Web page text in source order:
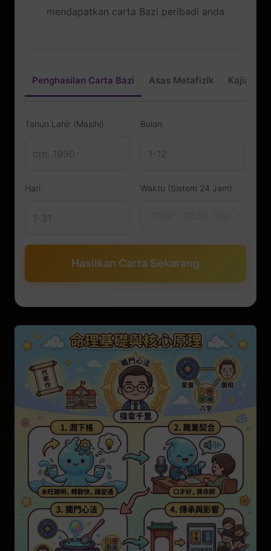
mendapatkan carta Bazi peribadi anda
Penghasilan Carta Bazi Asas Metafizik Kajian
Tahun Lahir (Masihi) Bulan
Hari Waktu (Sistem 24 Jam)
Hasilkan Carta Sekarang